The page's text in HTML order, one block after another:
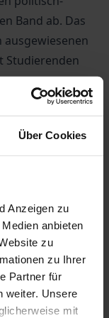
Über Cookies
Anzeigen zu
anbieten
zu
zu Ihrer
Partner für
weiter. Unsere
mit
Band ab. Das
Studierenden
|
Annett
Bonacker |
M.
| Priska